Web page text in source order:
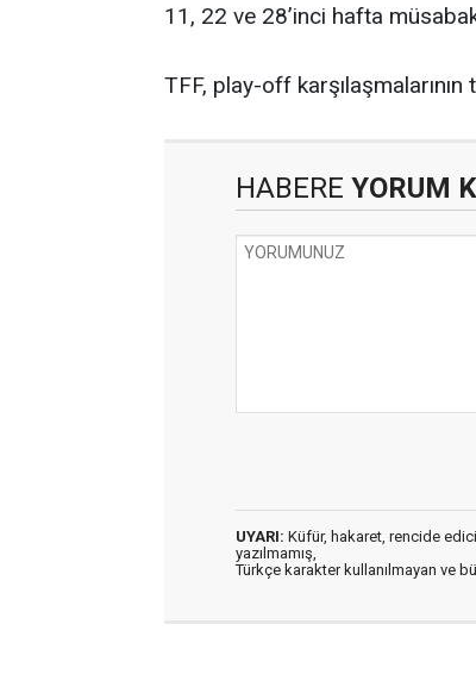
11, 22 ve 28’inci hafta
TFF, play-off
HABERE YORUM
UYARI: Küfür, hakaret, rencide
yazılmamış,
Türkçe karakter kullanılmayan ve